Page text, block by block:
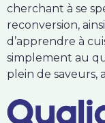
cherchant à se
reconversion,
d’apprendre à
simplement au
plein de saveurs,